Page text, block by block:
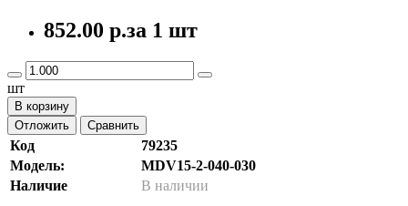
852.00 р.за 1 шт
шт
В корзину
Отложить
Сравнить
Код
79235
Модель:
MDV15-2-040-030
Наличие
В наличии